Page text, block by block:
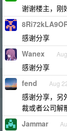
谢谢楼主，刚
感谢分享
Wanex
感谢分享
fend Aug
感谢分享，另
裁或者公司解
Jammar